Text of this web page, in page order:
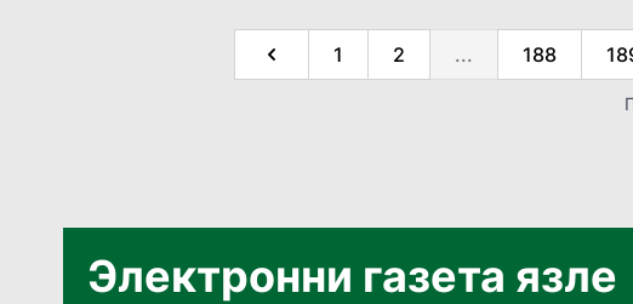
1 2 ... 188
Электронни газета язле